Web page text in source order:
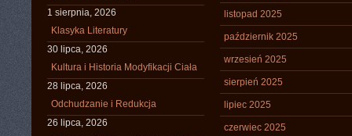
1 sierpnia, 2026
Klasyka Literatury
30 lipca, 2026
Kultura i Historia Modyfikacji Ciała
28 lipca, 2026
Odchudzanie i Redukcja
26 lipca, 2026
listopad 2025
październik 2025
wrzesień 2025
sierpień 2025
lipiec 2025
czerwiec 2025